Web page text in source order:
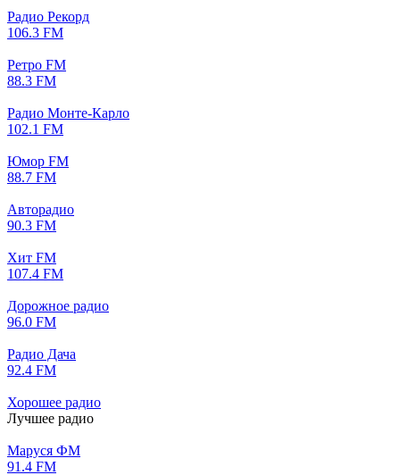
Радио Рекорд
106.3 FM
Ретро FM
88.3 FM
Радио Монте-Карло
102.1 FM
Юмор FM
88.7 FM
Авторадио
90.3 FM
Хит FM
107.4 FM
Дорожное радио
96.0 FM
Радио Дача
92.4 FM
Хорошее радио
Лучшее радио
Маруся ФМ
91.4 FM